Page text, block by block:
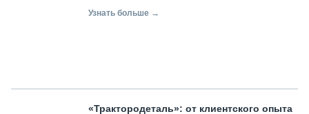
Узнать больше →
«Трактородеталь»: от клиентского опыта